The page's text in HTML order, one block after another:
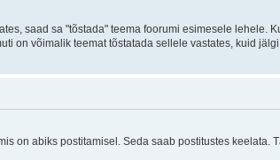
saad sa "tõstada" teema foorumi esimesele lehele.
on võimalik teemat tõstatada sellele vastates, kuid
on abiks postitamisel. Seda saab postitustes keelata.